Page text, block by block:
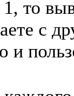
1, то
с
и